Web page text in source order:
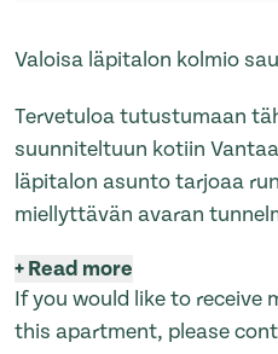
Valoisa läpitalon kolmio
Tervetuloa tutustumaan
suunniteltuun kotiin
läpitalon asunto tarjoaa
miellyttävän avaran
+Read more
If you would like to receive
this apartment, please